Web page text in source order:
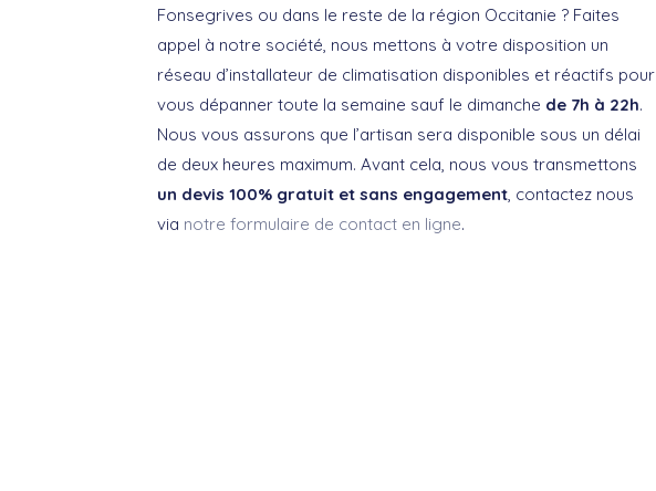
Fonsegrives ou dans le reste de la région Occitanie ? Faites
appel à notre société, nous mettons à votre disposition un
réseau d’installateur de climatisation disponibles et réactifs pour
vous dépanner toute la semaine sauf le dimanche de 7h à 22h.
Nous vous assurons que l’artisan sera disponible sous un délai
de deux heures maximum. Avant cela, nous vous transmettons
un devis 100% gratuit et sans engagement, contactez nous
via notre formulaire de contact en ligne.